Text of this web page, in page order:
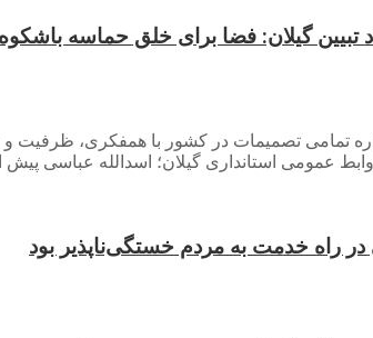
تبیین گیلان: فضا برای خلق حماسه
تمامی تصمیمات در کشور با همفکری، ظرفیت
عمومی استانداری گیلان؛ اسدالله عباسی
در راه خدمت به مردم خستگی‌ناپذیر بود